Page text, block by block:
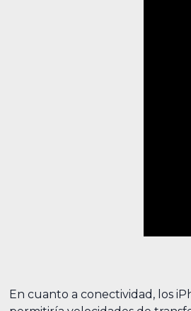
En cuanto a conectividad, los